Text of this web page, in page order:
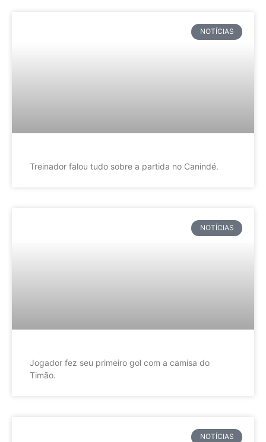
NOTÍCIAS
Treinador falou tudo sobre a partida no Canindé.
NOTÍCIAS
Jogador fez seu primeiro gol com a camisa do
Timão.
NOTÍCIAS